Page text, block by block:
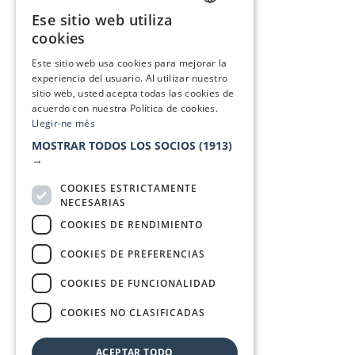
Ese sitio web utiliza
cookies
Este sitio web usa cookies para mejorar la
experiencia del usuario. Al utilizar nuestro
sitio web, usted acepta todas las cookies de
acuerdo con nuestra Política de cookies.
Llegir-ne més
MOSTRAR TODOS LOS SOCIOS (1913)
→
COOKIES ESTRICTAMENTE
NECESARIAS
COOKIES DE RENDIMIENTO
COOKIES DE PREFERENCIAS
COOKIES DE FUNCIONALIDAD
COOKIES NO CLASIFICADAS
ACEPTAR TODO